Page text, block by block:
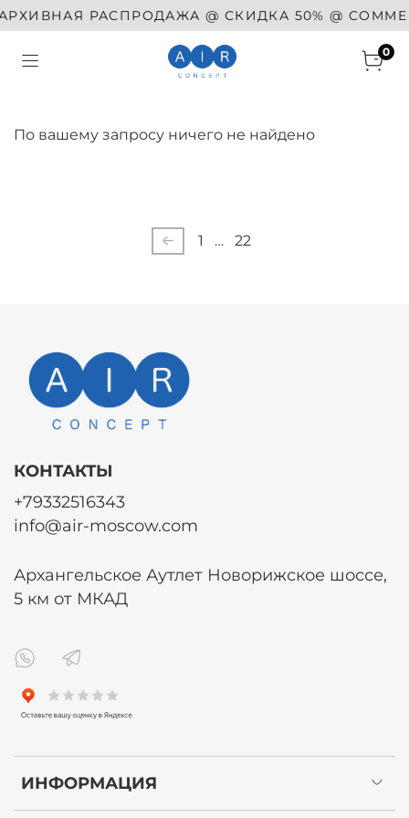
РАСПРОДАЖА @ СКИДКА 50% @ COMME DES
0
По вашему запросу ничего не найдено
1 … 22
ИНФОРМАЦИЯ
КОНТАКТЫ
+79332516343
info@air-moscow.com
Архангельское Аутлет Новорижское шоссе,
5 км от МКАД